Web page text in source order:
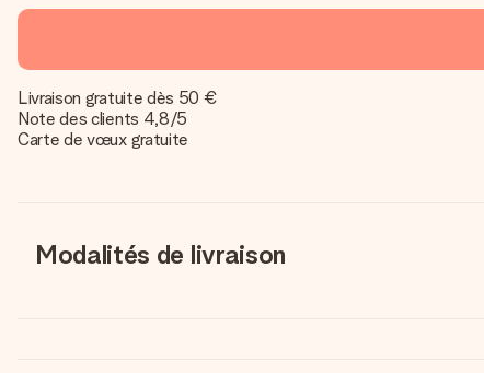
Livraison gratuite dès 50 €
Note des clients 4,8/5
Carte de vœux gratuite
Modalités de livraison